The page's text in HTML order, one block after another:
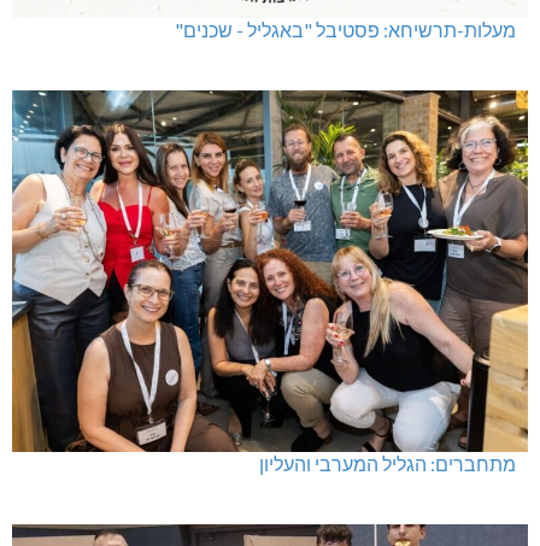
מעלות-תרשיחא: פסטיבל "באגליל - שכנים"
מתחברים: הגליל המערבי והעליון